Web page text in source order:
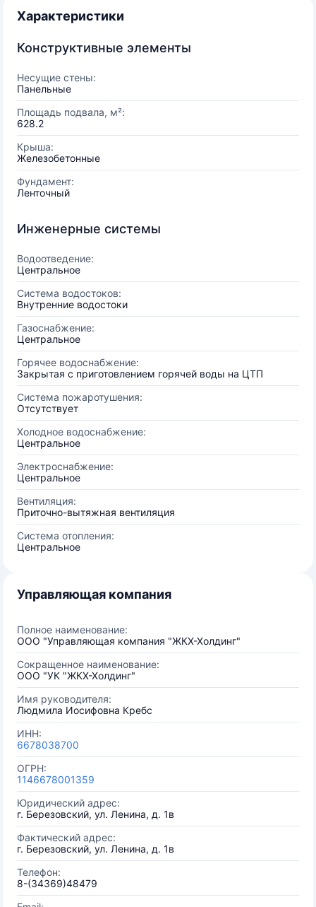
Характеристики
Конструктивные элементы
Несущие стены:
Панельные
Площадь подвала, м²:
628.2
Крыша:
Железобетонные
Фундамент:
Ленточный
Инженерные системы
Водоотведение:
Центральное
Система водостоков:
Внутренние водостоки
Газоснабжение:
Центральное
Горячее водоснабжение:
Закрытая с приготовлением горячей воды на ЦТП
Система пожаротушения:
Отсутствует
Холодное водоснабжение:
Центральное
Электроснабжение:
Центральное
Вентиляция:
Приточно-вытяжная вентиляция
Система отопления:
Центральное
Управляющая компания
Полное наименование:
ООО "Управляющая компания "ЖКХ-Холдинг"
Сокращенное наименование:
ООО "УК "ЖКХ-Холдинг"
Имя руководителя:
Людмила Иосифовна Кребс
ИНН:
6678038700
ОГРН:
1146678001359
Юридический адрес:
г. Березовский, ул. Ленина, д. 1в
Фактический адрес:
г. Березовский, ул. Ленина, д. 1в
Телефон:
8-(34369)48479